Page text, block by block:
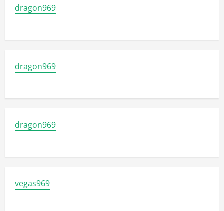
dragon969
dragon969
dragon969
vegas969